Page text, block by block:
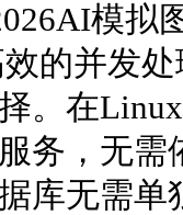
模拟
并发处
。在
务，无
库无需